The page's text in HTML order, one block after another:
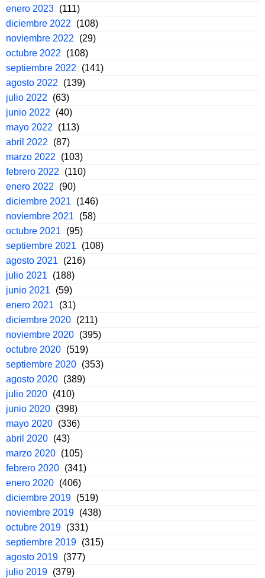
enero 2023 (111)
diciembre 2022
(108)
noviembre 2022
(29)
octubre 2022
(108)
septiembre 2022
(141)
agosto 2022
(139)
julio 2022
(63)
junio 2022
(40)
mayo 2022
(113)
abril 2022
(87)
marzo 2022
(103)
febrero 2022
(110)
enero 2022
(90)
diciembre 2021
(146)
noviembre 2021
(58)
octubre 2021
(95)
septiembre 2021
(108)
agosto 2021
(216)
julio 2021
(188)
junio 2021
(59)
enero 2021
(31)
diciembre 2020 (211)
noviembre 2020 (395)
octubre 2020 (519)
septiembre 2020 (353)
agosto 2020 (389)
julio 2020 (410)
junio 2020 (398)
mayo 2020 (336)
abril 2020 (43)
marzo 2020 (105)
febrero 2020 (341)
enero 2020 (406)
diciembre 2019 (519)
noviembre 2019 (438)
octubre 2019 (331)
septiembre 2019 (315)
agosto 2019 (377)
julio 2019 (379)